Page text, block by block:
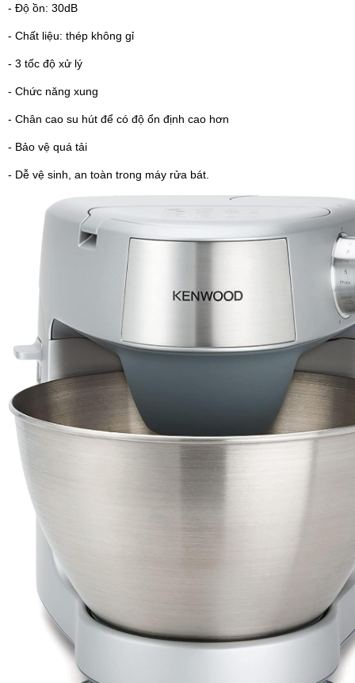
- Độ ồn: 30dB
- Chất liệu: thép không gỉ
- 3 tốc độ xử lý
- Chức năng xung
- Chân cao su hút để có độ ổn định cao hơn
- Bảo vệ quá tải
- Dễ vệ sinh, an toàn trong máy rửa bát.